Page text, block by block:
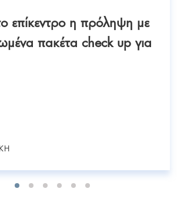
επίκεντρο η πρόληψη με
πακέτα check up για